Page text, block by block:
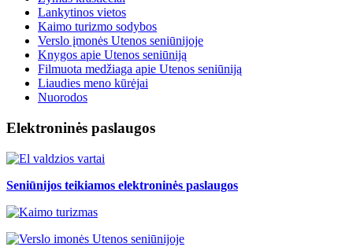
Lankytinos vietos
Kaimo turizmo sodybos
Verslo įmonės Utenos seniūnijoje
Knygos apie Utenos seniūniją
Filmuota medžiaga apie Utenos seniūniją
Liaudies meno kūrėjai
Nuorodos
Elektroninės paslaugos
Seniūnijos teikiamos elektroninės paslaugos